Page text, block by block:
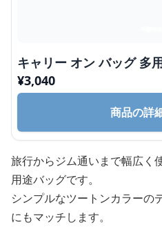
キャリー オン バッグ 多
¥3,040
商品の詳
旅行からジム通いまで幅広く
用途バッグです。
シンプルなツートンカラーの
にもマッチします。